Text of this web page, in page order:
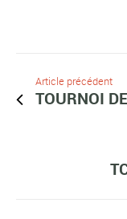
Article précédent
TOURNOI